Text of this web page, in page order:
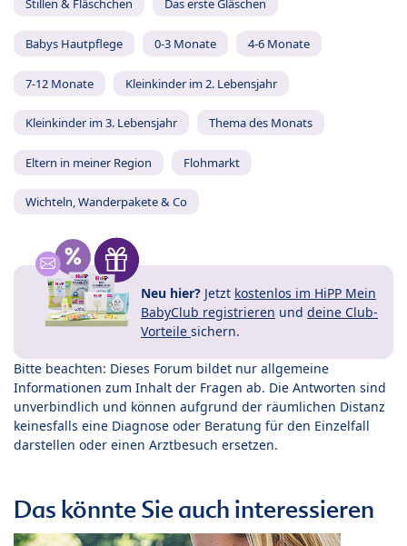
Stillen & Fläschchen Das erste Gläschen
Babys Hautpflege 0-3 Monate 4-6 Monate
7-12 Monate Kleinkinder im 2. Lebensjahr
Kleinkinder im 3. Lebensjahr Thema des Monats
Eltern in meiner Region Flohmarkt
Wichteln, Wanderpakete & Co
Neu hier? Jetzt kostenlos im HiPP Mein
BabyClub registrieren und deine Club-
Vorteile sichern.
Bitte beachten: Dieses Forum bildet nur allgemeine
Informationen zum Inhalt der Fragen ab. Die Antworten sind
unverbindlich und können aufgrund der räumlichen Distanz
keinesfalls eine Diagnose oder Beratung für den Einzelfall
darstellen oder einen Arztbesuch ersetzen.
Das könnte Sie auch interessieren